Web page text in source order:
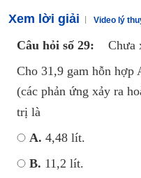
Xem lời giải Video lý
Câu hỏi số 29:
Chưa
Cho 31,9 gam hỗn hợp
(các phản ứng xảy ra
trị là
A. 4,48 lít.
B. 11,2 lít.